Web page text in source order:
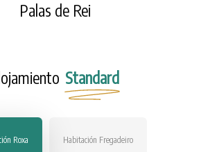
Palas de Rei
Standard
Roxa Habitación Fregadeiro